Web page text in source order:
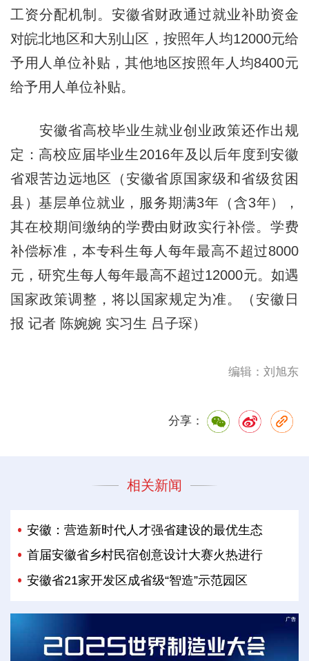
工资分配机制。安徽省财政通过就业补助资金
对皖北地区和大别山区，按照年人均12000元给
予用人单位补贴，其他地区按照年人均8400元
给予用人单位补贴。
安徽省高校毕业生就业创业政策还作出规
定：高校应届毕业生2016年及以后年度到安徽
省艰苦边远地区（安徽省原国家级和省级贫困
县）基层单位就业，服务期满3年（含3年），
其在校期间缴纳的学费由财政实行补偿。学费
补偿标准，本专科生每人每年最高不超过8000
元，研究生每人每年最高不超过12000元。如遇
国家政策调整，将以国家规定为准。（安徽日
报 记者 陈婉婉 实习生 吕子琛）
编辑：刘旭东
分享：
相关新闻
安徽：营造新时代人才强省建设的最优生态
首届安徽省乡村民宿创意设计大赛火热进行
安徽省21家开发区成省级“智造”示范园区